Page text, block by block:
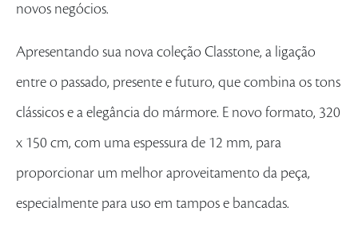
novos negócios.
Apresentando sua nova coleção Classtone, a ligação
entre o passado, presente e futuro, que combina os tons
clássicos e a elegância do mármore. E novo formato, 320
x 150 cm, com uma espessura de 12 mm, para
proporcionar um melhor aproveitamento da peça,
especialmente para uso em tampos e bancadas.